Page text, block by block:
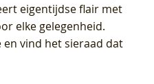
eigentijdse flair met
elke gelegenheid.
en vind het sieraad dat